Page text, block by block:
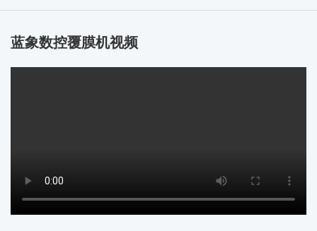
蓝象数控覆膜机视频